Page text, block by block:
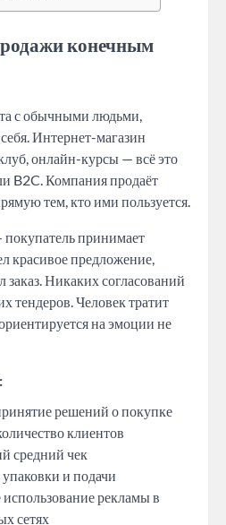
конечным
с обычными людьми,
Интернет-магазин
онлайн-курсы — всё это
B2C. Компания продаёт
тем, кто ими пользуется.
покупатель принимает
красивое предложение,
Никаких согласований
тендеров. Человек тратит
на эмоции не
решений о покупке
клиентов
средний чек
и подачи
рекламы в
сетях